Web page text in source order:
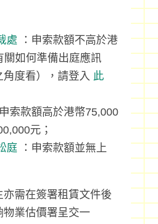
處 ：申索款額不高於港
關如何準備出庭應訊
角度看），請登入 此
索款額高於港幣75,000
元；
庭 ：申索款額並無上
亦需在簽署租賃文件後
業估價署呈交一